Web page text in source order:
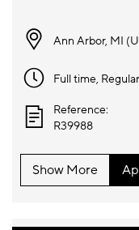
Ann Arbor, MI (
Full time, Regular
Reference:
R39988
Show More